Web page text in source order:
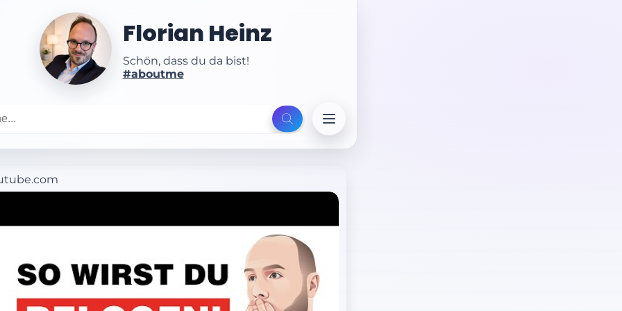
Florian Heinz
Schön, dass du da bist!
#aboutme